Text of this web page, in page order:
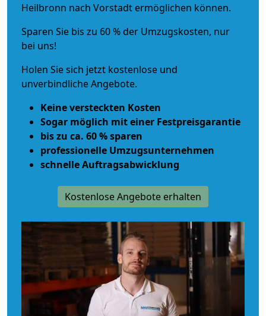
Heilbronn nach Vorstadt ermöglichen können.
Sparen Sie bis zu 60 % der Umzugskosten, nur
bei uns!
Holen Sie sich jetzt kostenlose und
unverbindliche Angebote.
Keine versteckten Kosten
Sogar möglich mit einer Festpreisgarantie
bis zu ca. 60 % sparen
professionelle Umzugsunternehmen
schnelle Auftragsabwicklung
Kostenlose Angebote erhalten